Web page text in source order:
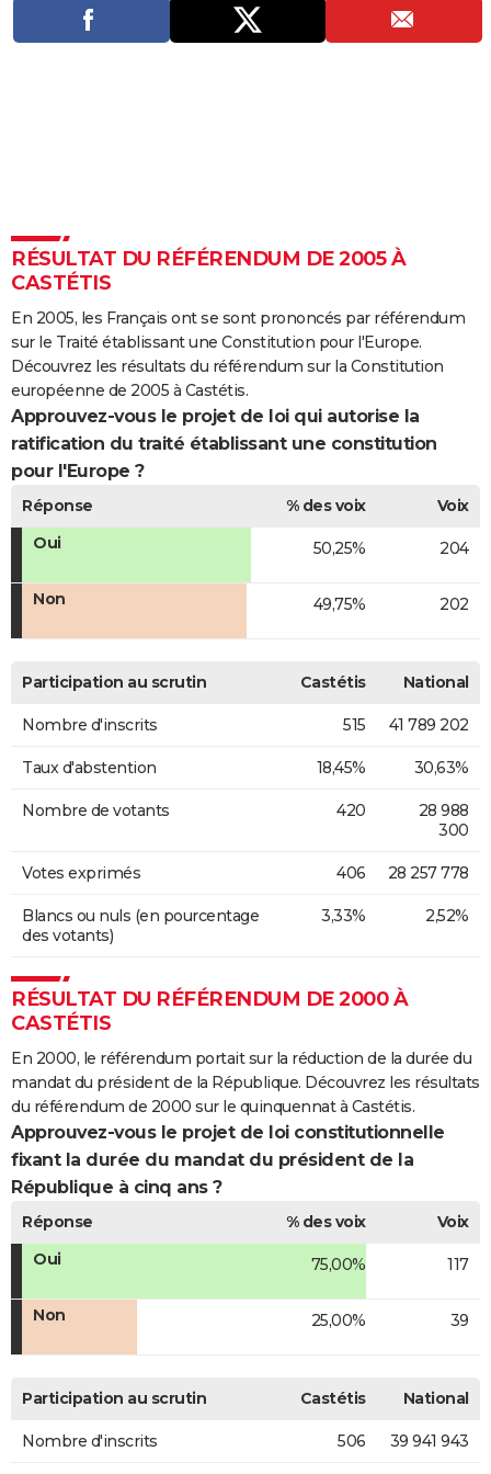
Destinations
Voyage nature
Voyage de noces
Dictionnaire
Biographies
Citations
Expressions
Proverbes
PROGRAMME TV
COPAINS D'AVANT
S'inscrire
Se connecter
Lycées
Collèges
Primaires
Universités
Entreprises
Service militaire
Avis de recherche
AVIS DE DÉCÈS
FORUM
Bricolage
Lifestyle
Culture
Sport
Auto
Television
Voyage
Cinema
RÉSULTAT DU RÉFÉRENDUM DE 2005 À
CASTÉTIS
En 2005, les Français ont se sont prononcés par référendum
sur le Traité établissant une Constitution pour l'Europe.
Découvrez les résultats du référendum sur la Constitution
européenne de 2005 à Castétis.
Approuvez-vous le projet de loi qui autorise la
ratification du traité établissant une constitution
pour l'Europe ?
Réponse % des voix
Voix
Oui
50,25% 204
Non 49,75% 202
Participation au scrutin Castétis National
Nombre d'inscrits 515 41 789 202
Taux d'abstention 18,45% 30,63%
Nombre de votants 420
28 988
300
Votes exprimés 406 28 257 778
Blancs ou nuls (en pourcentage
des votants)
3,33% 2,52%
RÉSULTAT DU RÉFÉRENDUM DE 2000 À
CASTÉTIS
En 2000, le référendum portait sur la réduction de la durée du
mandat du président de la République. Découvrez les résultats
du référendum de 2000 sur le quinquennat à Castétis.
Approuvez-vous le projet de loi constitutionnelle
fixant la durée du mandat du président de la
République à cinq ans ?
Réponse % des voix
Voix
Oui
75,00% 117
Non 25,00% 39
Participation au scrutin Castétis National
Nombre d'inscrits 506 39 941 943